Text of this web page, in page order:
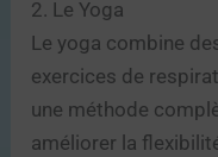
2. Le Yoga
Le yoga combine
exercices de
une méthode
améliorer la